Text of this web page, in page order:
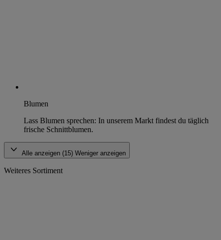
Blumen
Lass Blumen sprechen: In unserem Markt findest du täglich
frische Schnittblumen.
Alle anzeigen (15) Weniger anzeigen
Weiteres Sortiment